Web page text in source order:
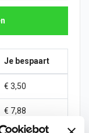
Je bespaart
€ 3,50
€ 7,88